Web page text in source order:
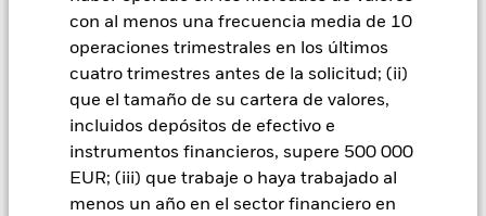
con al menos una frecuencia media de 10
operaciones trimestrales en los últimos
cuatro trimestres antes de la solicitud; (ii)
que el tamaño de su cartera de valores,
incluidos depósitos de efectivo e
instrumentos financieros, supere 500 000
EUR; (iii) que trabaje o haya trabajado al
menos un año en el sector financiero en
para reducir los gastos, el propio Fondo percibirá el 62,5% de
los ingresos asociadas que se generen, y el 37,5% restante se
recibirá por BlackRock en calidad de agente de préstamo de
valores. Debido a que el reparto de los ingresos por préstamos
Fondo, esto ha quedado excluido de los gastos corrientes.
Mostrar menos